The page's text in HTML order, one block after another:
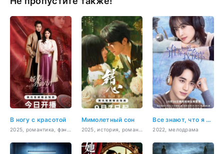
В ногу с красотой Мимолетный сон Все знают, что я люблю тебя
2022, мелодрама